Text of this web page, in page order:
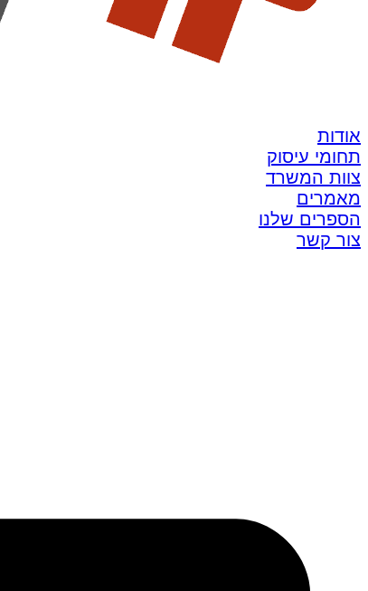
אודות
תחומי עיסוק
צוות המשרד
מאמרים
הספרים שלנו
צור קשר